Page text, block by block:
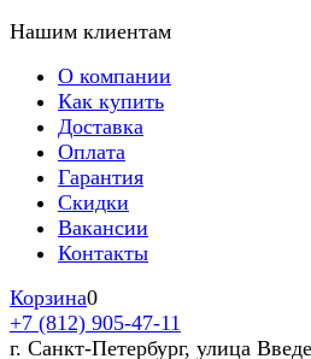
Нашим клиентам
О компании
Как купить
Доставка
Оплата
Гарантия
Скидки
Вакансии
Контакты
Корзина0
+7 (812) 905-47-11
г. Санкт-Петербург, улица